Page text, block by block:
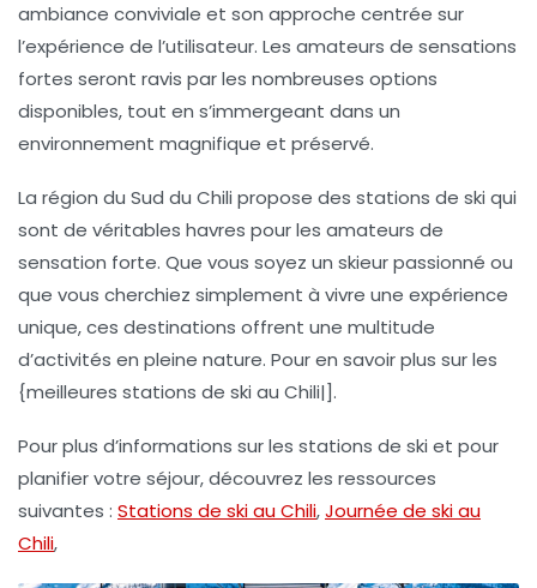
ambiance conviviale et son approche centrée sur
l’expérience de l’utilisateur. Les amateurs de sensations
fortes seront ravis par les nombreuses options
disponibles, tout en s’immergeant dans un
environnement magnifique et préservé.
La région du Sud du Chili propose des stations de ski qui
sont de véritables havres pour les amateurs de
sensation forte. Que vous soyez un skieur passionné ou
que vous cherchiez simplement à vivre une expérience
unique, ces destinations offrent une multitude
d’activités en pleine nature. Pour en savoir plus sur les
{meilleures stations de ski au Chili|].
Pour plus d’informations sur les stations de ski et pour
planifier votre séjour, découvrez les ressources
suivantes : Stations de ski au Chili,Journée de ski au
Chili,